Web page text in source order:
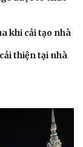
khi cải tạo nhà
thiện tại nhà